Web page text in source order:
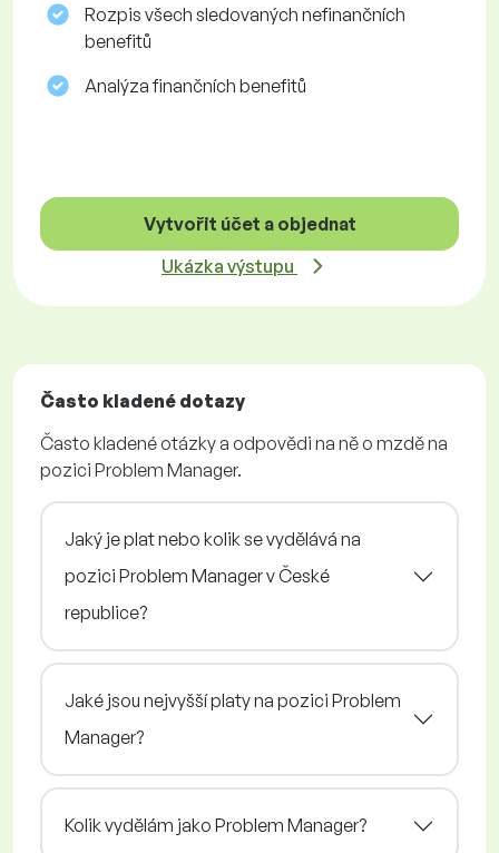
Rozpis všech sledovaných nefinančních
benefitů
Analýza finančních benefitů
Vytvořit účet a objednat
Ukázka výstupu
Často kladené dotazy
Často kladené otázky a odpovědi na ně o mzdě na
pozici Problem Manager.
Jaký je plat nebo kolik se vydělává na
pozici Problem Manager v České
republice?
Jaké jsou nejvyšší platy na pozici Problem
Manager?
Kolik vydělám jako Problem Manager?